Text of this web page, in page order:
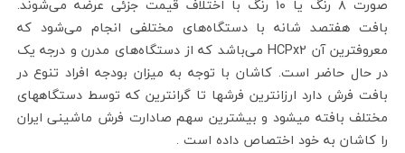
صورت ۸ رنگ یا ۱۰ رنگ با اختلاف قیمت جزئی عرضه می‌شوند.
بافت هفتصد شانه با دستگاه‌های مختلفی انجام می‌شود که
معروفترین آن HCPx2 می‌باشد که از دستگاه‌های مدرن و درجه یک
در حال حاضر است. کاشان با توجه به میزان بودجه افراد تنوع در
بافت فرش دارد ارزانترین فرشها تا گرانترین که توسط دستگاههای
مختلف بافته میشود و بیشترین سهم صادارت فرش ماشینی ایران
را کاشان به خود اختصاص داده است .